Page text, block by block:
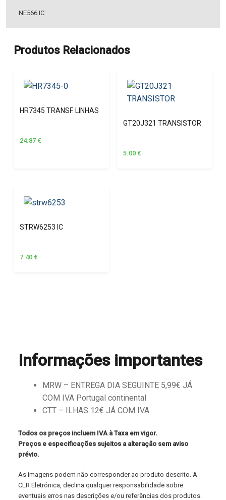
NE566 IC
Produtos Relacionados
HR7345 TRANSF. LINHAS
24.87 €
GT20J321 TRANSISTOR
5.00 €
STRW6253 IC
7.40 €
Informações importantes
MRW – ENTREGA DIA SEGUINTE 5,99€ JÁ
COM IVA Portugal continental
CTT – ILHAS 12€ JÁ COM IVA
Todos os preços incluem IVA à Taxa em vigor.
Preços e especificações sujeitos a alteração sem aviso
prévio.
As imagens podem não corresponder ao produto descrito. A
CLR Eletrónica, declina qualquer responsabilidade sobre
eventuais erros nas descrições e/ou referências dos produtos.